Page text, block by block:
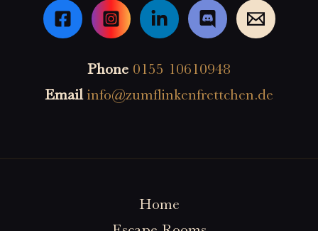
Phone 0155 10610948
Email info@zumflinkenfrettchen.de
Home